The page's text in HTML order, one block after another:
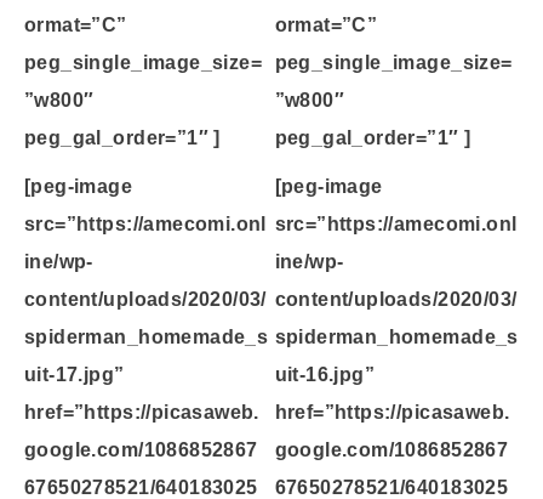
ormat=”C”
peg_single_image_size=
”w800″
peg_gal_order=”1″ ]
ormat=”C”
peg_single_image_size=
”w800″
peg_gal_order=”1″ ]
[peg-image
src=”https://amecomi.onl
ine/wp-
content/uploads/2020/03/
spiderman_homemade_s
uit-17.jpg”
href=”https://picasaweb.
google.com/1086852867
67650278521/640183025
[peg-image
src=”https://amecomi.onl
ine/wp-
content/uploads/2020/03/
spiderman_homemade_s
uit-16.jpg”
href=”https://picasaweb.
google.com/1086852867
67650278521/640183025